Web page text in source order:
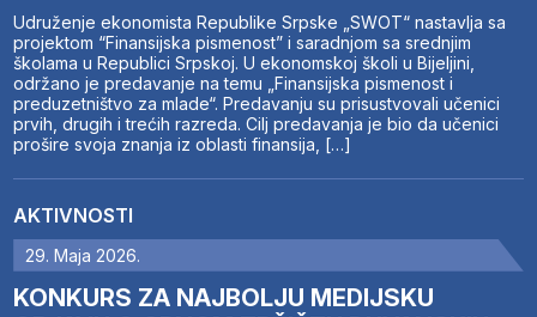
Udruženje ekonomista Republike Srpske „SWOT“ nastavlja sa
projektom “Finansijska pismenost” i saradnjom sa srednjim
školama u Republici Srpskoj. U ekonomskoj školi u Bijeljini,
održano je predavanje na temu „Finansijska pismenost i
preduzetništvo za mlade“. Predavanju su prisustvovali učenici
prvih, drugih i trećih razreda. Cilj predavanja je bio da učenici
prošire svoja znanja iz oblasti finansija, […]
AKTIVNOSTI
29. Maja 2026.
KONKURS ZA NAJBOLJU MEDIJSKU